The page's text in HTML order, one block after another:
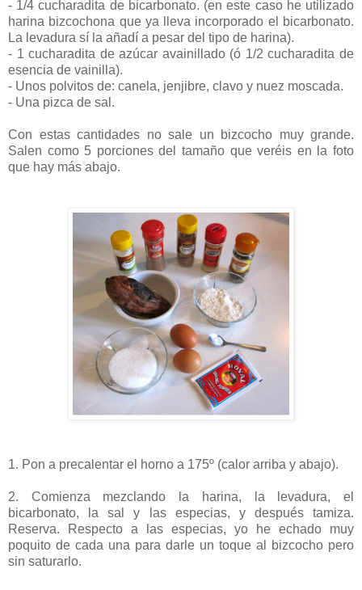
- 1/4 cucharadita de bicarbonato. (en este caso he utilizado
harina bizcochona que ya lleva incorporado el bicarbonato.
La levadura sí la añadí a pesar del tipo de harina).
- 1 cucharadita de azúcar avainillado (ó 1/2 cucharadita de
esencia de vainilla).
- Unos polvitos de: canela, jenjibre, clavo y nuez moscada.
- Una pizca de sal.
Con estas cantidades no sale un bizcocho muy grande.
Salen como 5 porciones del tamaño que veréis en la foto
que hay más abajo.
1. Pon a precalentar el horno a 175º (calor arriba y abajo).
2. Comienza mezclando la harina, la levadura, el
bicarbonato, la sal y las especias, y después tamiza.
Reserva. Respecto a las especias, yo he echado muy
poquito de cada una para darle un toque al bizcocho pero
sin saturarlo.